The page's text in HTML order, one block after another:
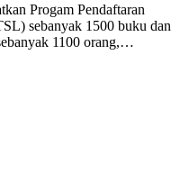
Progam Pendaftaran
sebanyak 1500 buku dan
1100 orang,…